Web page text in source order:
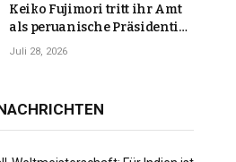
Keiko Fujimori tritt ihr Amt
als peruanische Präsidentin
an und verspricht, das
Juli 28, 2026